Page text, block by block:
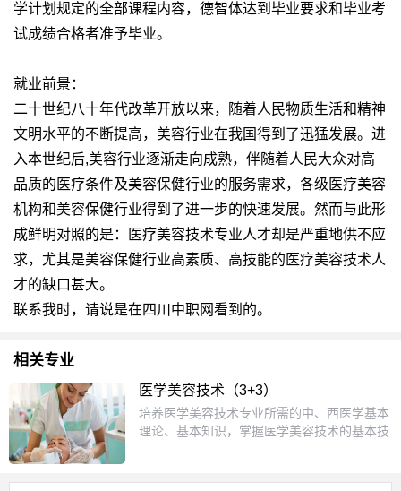
学计划规定的全部课程内容，德智体达到毕业要求和毕业考
试成绩合格者准予毕业。
就业前景：
二十世纪八十年代改革开放以来，随着人民物质生活和精神
文明水平的不断提高，美容行业在我国得到了迅猛发展。进
入本世纪后,美容行业逐渐走向成熟，伴随着人民大众对高
品质的医疗条件及美容保健行业的服务需求，各级医疗美容
机构和美容保健行业得到了进一步的快速发展。然而与此形
成鲜明对照的是：医疗美容技术专业人才却是严重地供不应
求，尤其是美容保健行业高素质、高技能的医疗美容技术人
才的缺口甚大。
联系我时，请说是在四川中职网看到的。
相关专业
医学美容技术（3+3）
培养医学美容技术专业所需的中、西医学基本
理论、基本知识，掌握医学美容技术的基本技
工作的高级实用型美容专业人才。主要课程：